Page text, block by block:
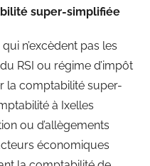
super-simplifiée
n’excèdent pas les
RSI ou régime d’impôt
la comptabilité super-
à Ixelles
ou d’allègements
économiques